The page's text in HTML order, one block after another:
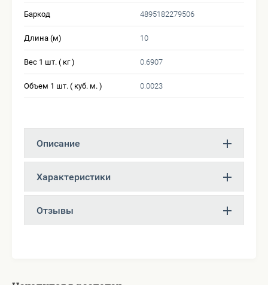
Баркод 4895182279506
Длина (м) 10
Вес 1 шт. ( кг ) 0.6907
Объем 1 шт. ( куб. м. ) 0.0023
Описание
Характеристики
Отзывы